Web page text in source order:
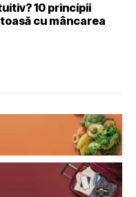
10 principii
cu mâncarea